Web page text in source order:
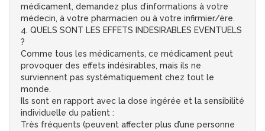
médicament, demandez plus d’informations à votre
médecin, à votre pharmacien ou à votre infirmier/ère.
4. QUELS SONT LES EFFETS INDESIRABLES EVENTUELS
?
Comme tous les médicaments, ce médicament peut
provoquer des effets indésirables, mais ils ne
surviennent pas systématiquement chez tout le
monde.
Ils sont en rapport avec la dose ingérée et la sensibilité
individuelle du patient :
Très fréquents (peuvent affecter plus d’une personne